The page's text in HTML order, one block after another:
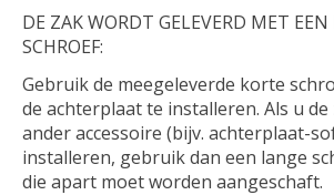
DE ZAK WORDT GELEVERD MET EEN
SCHROEF:
Gebruik de meegeleverde korte
de achterplaat te installeren. Als u de
ander accessoire (bijv. achterplaat-
installeren, gebruik dan een lange
die apart moet worden aangeschaft.